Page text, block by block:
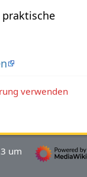
verwenden
um